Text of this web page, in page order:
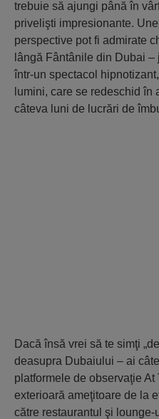
trebuie să ajungi până în
privelişti impresionante.
perspective pot fi admirate
lângă Fântânile din Dubai
într-un spectacol
lumini, care se redeschid în
câteva luni de lucrări de
Dacă însă vrei să te simţi
deasupra Dubaiului – ai
platformele de observaţie
exterioară ameţitoare de la
către restaurantul şi lounge-